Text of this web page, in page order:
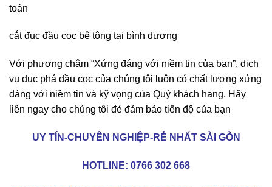
toán
cắt đục đầu cọc bê tông tại bình dương
Với phương châm “Xứng đáng với niềm tin của bạn”, dịch
vụ đục phá đầu cọc của chúng tôi luôn có chất lượng xứng
dáng với niềm tin và kỹ vọng của Quý khách hang. Hãy
liên ngay cho chúng tôi đẻ đảm bảo tiến độ của bạn
UY TÍN-CHUYÊN NGHIỆP-RẺ NHẤT SÀI GÒN
HOTLINE: 0766 302 668